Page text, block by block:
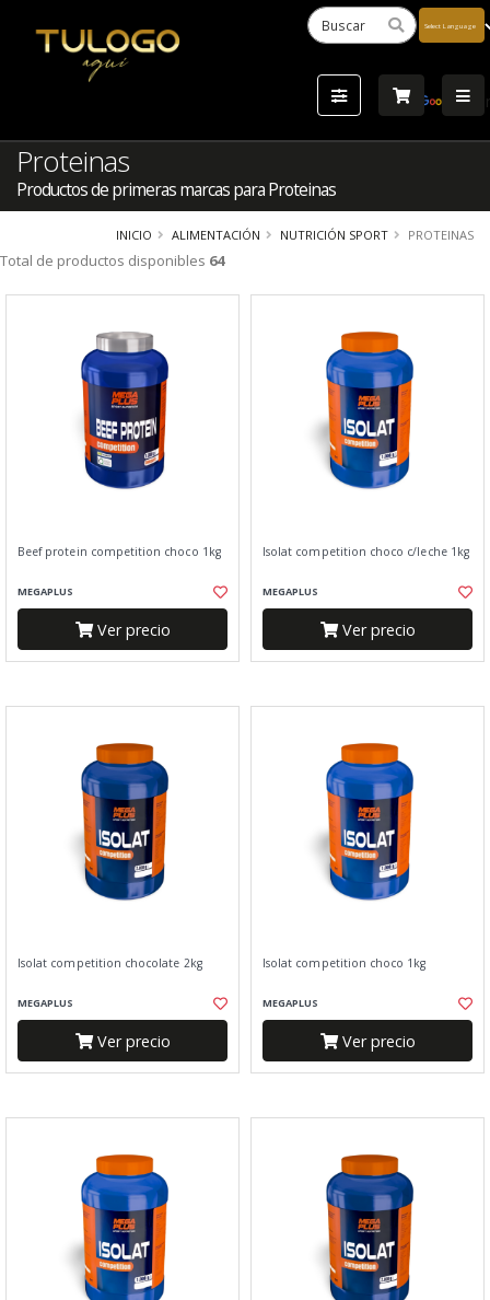
by
Proteinas
Productos de primeras marcas para Proteinas
INICIO ALIMENTACIÓN NUTRICIÓN SPORT PROTEINAS
Total de productos disponibles 64
Beef protein competition choco 1kg
MEGAPLUS
Ver precio
Isolat competition choco c/leche 1kg
MEGAPLUS
Ver precio
Isolat competition chocolate 2kg
MEGAPLUS
Ver precio
Isolat competition choco 1kg
MEGAPLUS
Ver precio